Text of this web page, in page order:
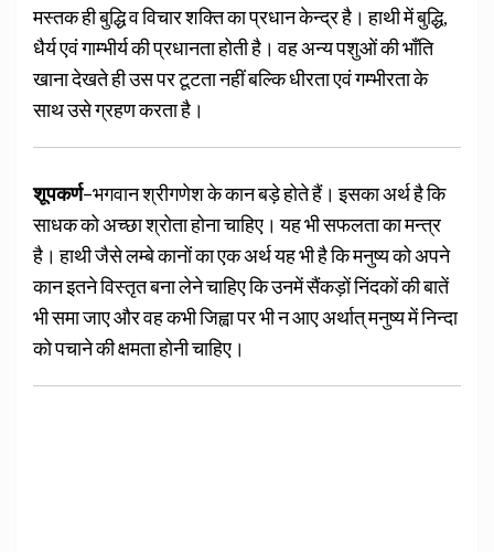
मस्तक ही बुद्धि व विचार शक्ति का प्रधान केन्द्र है। हाथी में बुद्धि,
धैर्य एवं गाम्भीर्य की प्रधानता होती है। वह अन्य पशुओं की भाँति
खाना देखते ही उस पर टूटता नहीं बल्कि धीरता एवं गम्भीरता के
साथ उसे ग्रहण करता है।
शूपकर्ण–भगवान श्रीगणेश के कान बड़े होते हैं। इसका अर्थ है कि
साधक को अच्छा श्रोता होना चाहिए। यह भी सफलता का मन्त्र
है। हाथी जैसे लम्बे कानों का एक अर्थ यह भी है कि मनुष्य को अपने
कान इतने विस्तृत बना लेने चाहिए कि उनमें सैंकड़ों निंदकों की बातें
भी समा जाए और वह कभी जिह्वा पर भी न आए अर्थात् मनुष्य में निन्दा
को पचाने की क्षमता होनी चाहिए।